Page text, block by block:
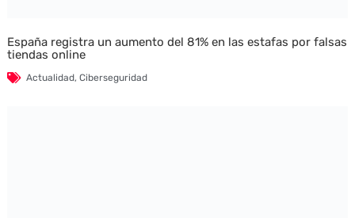
España registra un aumento del 81% en las estafas por falsas
tiendas online
Actualidad, Ciberseguridad